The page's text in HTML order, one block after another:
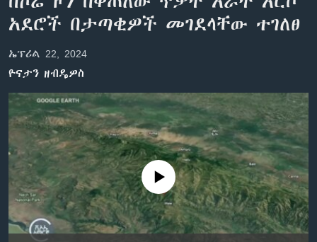
ወደ
ዋናው
እለፍ
ወደ
ዋናው
ይዘት
እለፍ
ዓለምአቀፍ
ከምሽቱ ሦስት ሰዓት የአማርኛ ዜና
ክምችት
Learning English
ይከተሉን
ቋንቋዎች
አደሮች በታጣቂዎች መገደላቸው ተገለፀ
ኤፕሪል 22, 2024
ዮናታን ዘብዴዎስ
No media source currently available